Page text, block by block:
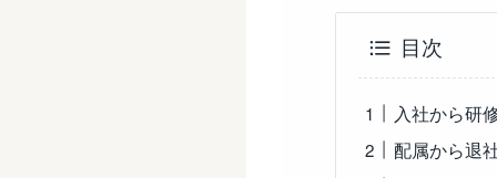
目次
入社から研
配属から退